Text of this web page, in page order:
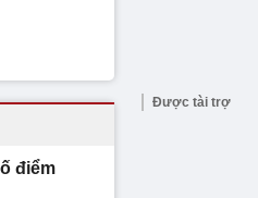
điểm
Được tài trợ